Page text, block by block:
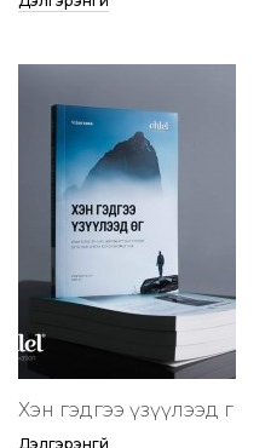
Хэн гэдгээ үзүүлээд өг
Дэлгэрэнгүй